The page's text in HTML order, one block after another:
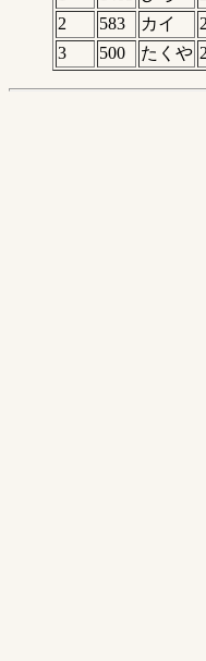
2
583 カイ
3
500 たくや